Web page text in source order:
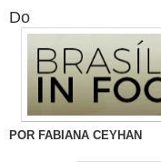
Do
POR FABIANA CEYHAN